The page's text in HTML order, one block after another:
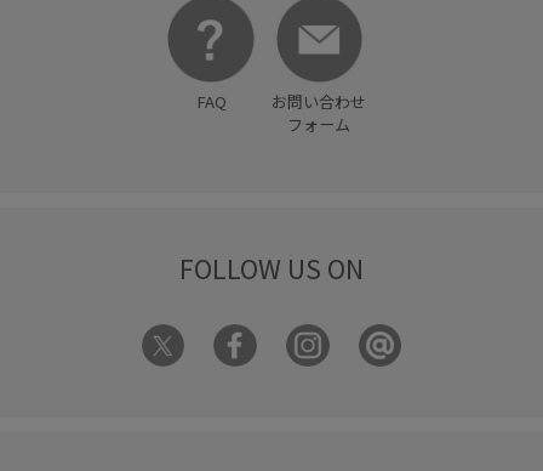
FAQ
お問い合わせ
フォーム
FOLLOW US ON